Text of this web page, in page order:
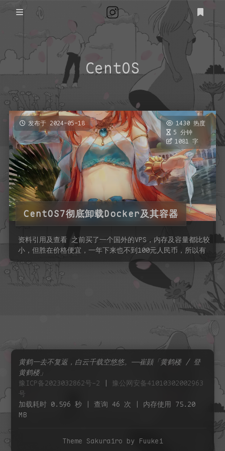
首页
Steam
友链
状态
关于
隐私政策
CentOS
发布于 2024-05-18
1430 热度
5 分钟
1081 字
CentOS7彻底卸载Docker及其容器
资料引用及查看 之前买了一个国外的VPS，内存及容量都比较
小，但胜在价格便宜，一年下来也不到100元人民币，所以有
不少Docker …
黄鹤一去不复返，白云千载空悠悠。——崔颢「黄鹤楼 / 登
黄鹤楼」
豫ICP备2023032862号-2 | 豫公网安备41010302002963
号
加载耗时 0.596 秒 | 查询 46 次 | 内存使用 75.20
MB
Theme Sakurairo by Fuukei